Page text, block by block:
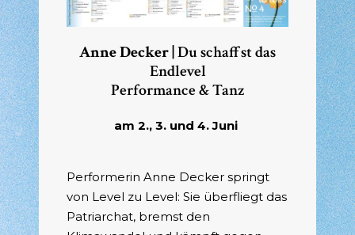
Anne Decker |Du schaffst das
Endlevel
Performance & Tanz
am 2., 3. und 4. Juni
Performerin Anne Decker springt
von Level zu Level: Sie überfliegt das
Patriarchat, bremst den